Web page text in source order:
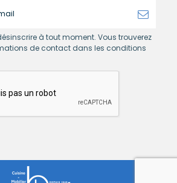
à tout moment. Vous trouverez
de contact dans les conditions